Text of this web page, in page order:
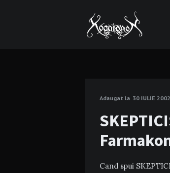
Adaugat la 30 IULIE 2002
Cand spui